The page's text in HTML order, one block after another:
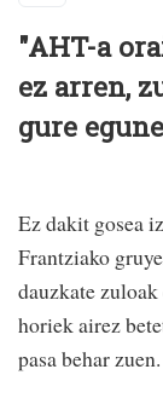
"AHT-a
ez arren,
gure
Ez dakit gosea
Frantziako
dauzkate
horiek airez
pasa behar zuen.